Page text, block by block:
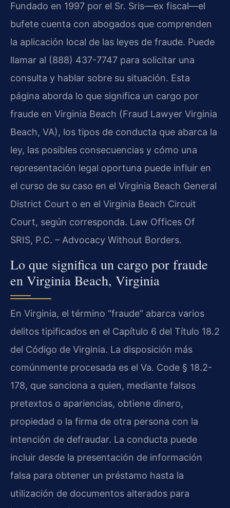
Fundado en 1997 por el Sr. Sris—ex fiscal—el
bufete cuenta con abogados que comprenden
la aplicación local de las leyes de fraude. Puede
llamar al (888) 437-7747 para solicitar una
consulta y hablar sobre su situación. Esta
página aborda lo que significa un cargo por
fraude en Virginia Beach (Fraud Lawyer Virginia
Beach, VA), los tipos de conducta que abarca la
ley, las posibles consecuencias y cómo una
representación legal oportuna puede influir en
el curso de su caso en el Virginia Beach General
District Court o en el Virginia Beach Circuit
Court, según corresponda. Law Offices Of
SRIS, P.C. – Advocacy Without Borders.
Lo que significa un cargo por fraude
en Virginia Beach, Virginia
En Virginia, el término “fraude” abarca varios
delitos tipificados en el Capítulo 6 del Título 18.2
del Código de Virginia. La disposición más
comúnmente procesada es el Va. Code § 18.2-
178, que sanciona a quien, mediante falsos
pretextos o apariencias, obtiene dinero,
propiedad o la firma de otra persona con la
intención de defraudar. La conducta puede
incluir desde la presentación de información
falsa para obtener un préstamo hasta la
utilización de documentos alterados para